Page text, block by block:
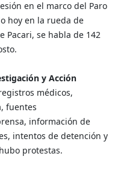
en el marco del Paro
hoy en la rueda de
Pacari, se habla de 142
y Acción
médicos,
fuentes
información de
intentos de detención y
protestas.